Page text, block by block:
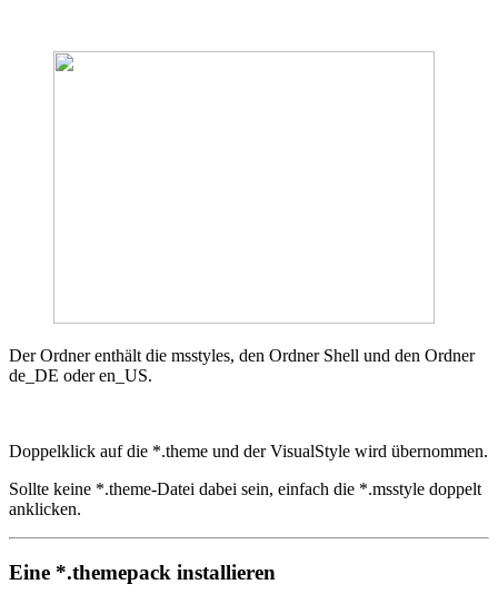
Der Ordner enthält die msstyles, den Ordner Shell und den Ordner
de_DE oder en_US.
Doppelklick auf die *.theme und der VisualStyle wird übernommen.
Sollte keine *.theme-Datei dabei sein, einfach die *.msstyle doppelt
anklicken.
Eine *.themepack installieren